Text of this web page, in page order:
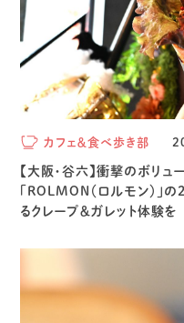
カフェ＆食べ歩き部
【大阪・谷六】衝撃のボリュ
「ROLMON（ロルモン）」
るクレープ＆ガレット体験を